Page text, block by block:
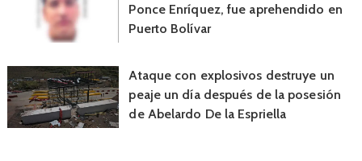
Ponce Enríquez, fue aprehendido en
Puerto Bolívar
Ataque con explosivos destruye un
peaje un día después de la posesión
de Abelardo De la Espriella